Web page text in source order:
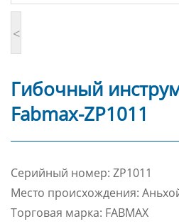
<
Гибочный
Fabmax-ZP1011
Cерийный номер: ZP1011
Место происхождения:
Торговая марка: FABMAX